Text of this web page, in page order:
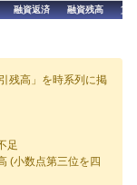
融資返済 融資残高 貸
残高」を時系列に掲
足
(小数点第三位を四